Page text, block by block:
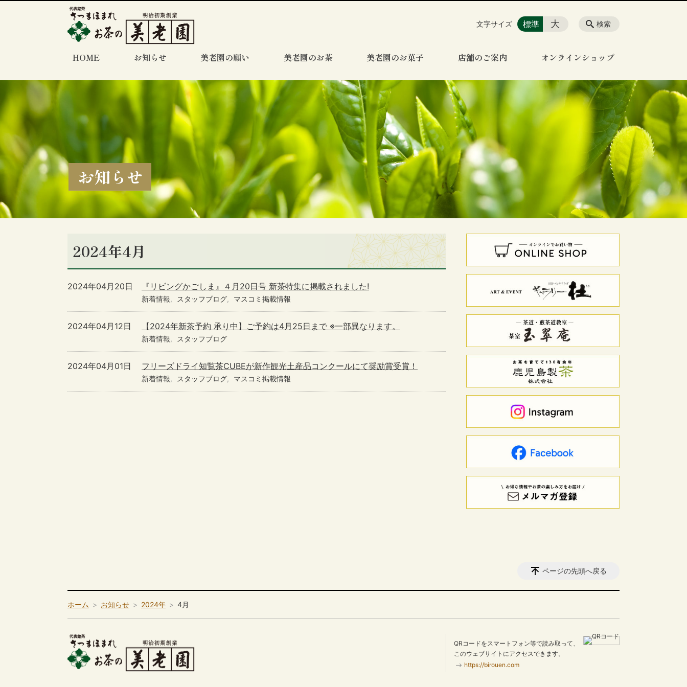
HOME お知らせ 美老園の願い 美老園のお茶 美老園のお菓子 店舗のご案内 オンラインショップ
検索
文字サイズ 標準 大
お知らせ
2024年4月
『リビングかごしま』４月20日号 新茶特集に掲載されました!
2024年04月20日
新着情報 スタッフブログ マスコミ掲載情報
【2024年新茶予約 承り中】ご予約は4月25日まで ※一部異なります。
2024年04月12日
新着情報 スタッフブログ
フリーズドライ知覧茶CUBEが新作観光土産品コンクールにて奨励賞受賞！
2024年04月01日
新着情報 スタッフブログ マスコミ掲載情報
ページの先頭へ戻る
ホーム お知らせ 2024年 4月
QRコードをスマートフォン等で読み取って、
このウェブサイトにアクセスできます。
https://birouen.com